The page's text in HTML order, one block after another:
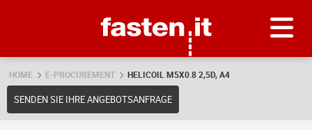
HOME E-PROCUREMENT HELICOIL M5X0.8 2,5D, A4
SENDEN SIE IHRE ANGEBOTSANFRAGE